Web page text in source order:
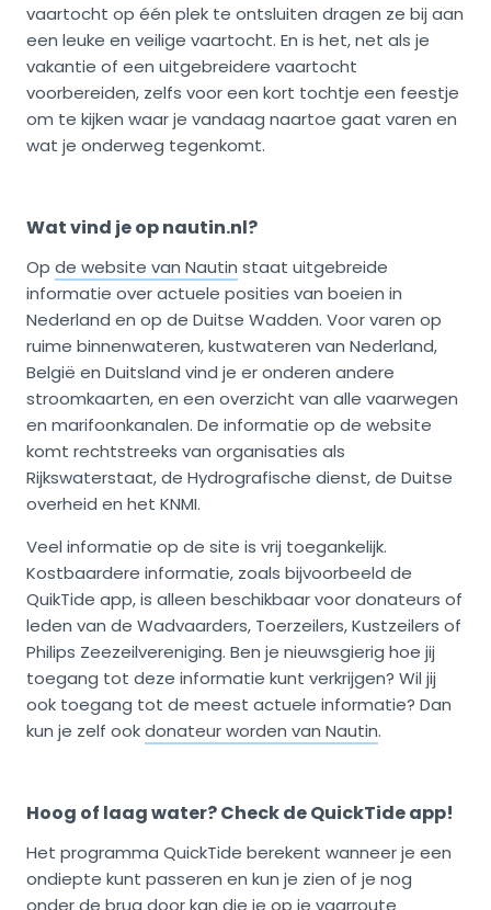
vaartocht op één plek te ontsluiten dragen ze bij aan
een leuke en veilige vaartocht. En is het, net als je
vakantie of een uitgebreidere vaartocht
voorbereiden, zelfs voor een kort tochtje een feestje
om te kijken waar je vandaag naartoe gaat varen en
wat je onderweg tegenkomt.
Wat vind je op nautin.nl?
Op de website van Nautin staat uitgebreide
informatie over actuele posities van boeien in
Nederland en op de Duitse Wadden. Voor varen op
ruime binnenwateren, kustwateren van Nederland,
België en Duitsland vind je er onderen andere
stroomkaarten, en een overzicht van alle vaarwegen
en marifoonkanalen. De informatie op de website
komt rechtstreeks van organisaties als
Rijkswaterstaat, de Hydrografische dienst, de Duitse
overheid en het KNMI.
Veel informatie op de site is vrij toegankelijk.
Kostbaardere informatie, zoals bijvoorbeeld de
QuikTide app, is alleen beschikbaar voor donateurs of
leden van de Wadvaarders, Toerzeilers, Kustzeilers of
Philips Zeezeilvereniging. Ben je nieuwsgierig hoe jij
toegang tot deze informatie kunt verkrijgen? Wil jij
ook toegang tot de meest actuele informatie? Dan
kun je zelf ookdonateur worden van Nautin.
Hoog of laag water? Check de QuickTide app!
Het programma QuickTide berekent wanneer je een
ondiepte kunt passeren en kun je zien of je nog
onder de brug door kan die je op je vaarroute